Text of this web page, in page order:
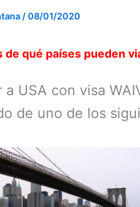
/08/01/2020
de qué países pueden
a USA con visa
de uno de los